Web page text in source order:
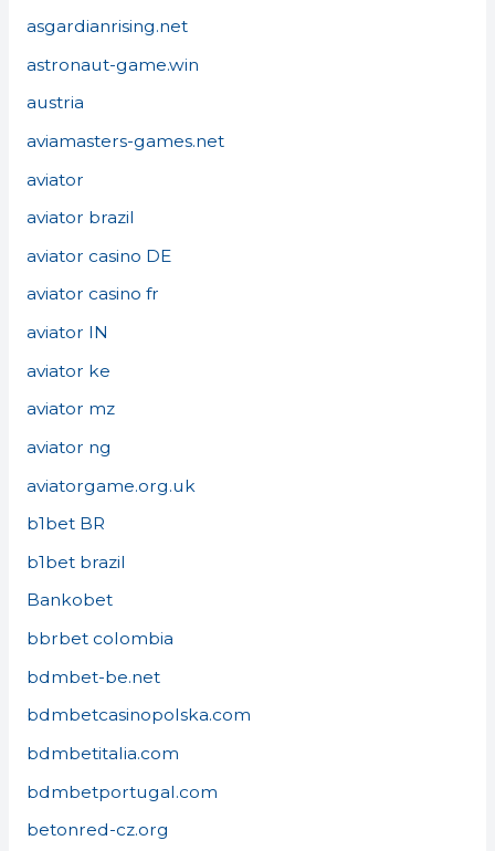
asgardianrising.net
astronaut-game.win
austria
aviamasters-games.net
aviator
aviator brazil
aviator casino DE
aviator casino fr
aviator IN
aviator ke
aviator mz
aviator ng
aviatorgame.org.uk
b1bet BR
b1bet brazil
Bankobet
bbrbet colombia
bdmbet-be.net
bdmbetcasinopolska.com
bdmbetitalia.com
bdmbetportugal.com
betonred-cz.org